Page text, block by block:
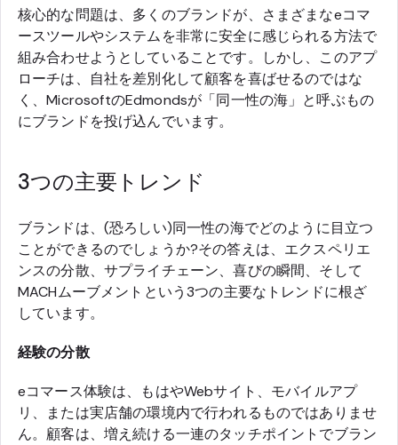
核心的な問題は、多くのブランドが、さまざまなeコマ
ースツールやシステムを非常に安全に感じられる方法で
組み合わせようとしていることです。しかし、このアプ
ローチは、自社を差別化して顧客を喜ばせるのではな
く、MicrosoftのEdmondsが「同一性の海」と呼ぶもの
にブランドを投げ込んでいます。
3つの主要トレンド
ブランドは、(恐ろしい)同一性の海でどのように目立つ
ことができるのでしょうか?その答えは、エクスペリエ
ンスの分散、サプライチェーン、喜びの瞬間、そして
MACHムーブメントという3つの主要なトレンドに根ざ
しています。
経験の分散
eコマース体験は、もはやWebサイト、モバイルアプ
リ、または実店舗の環境内で行われるものではありませ
ん。顧客は、増え続ける一連のタッチポイントでブラン